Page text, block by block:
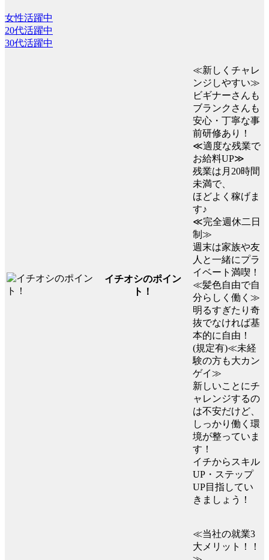
女性活躍中
20代活躍中
30代活躍中
イチオシのポイン
ト！
≪新しくチャレ
ンジしやすい≫
ビギナーさんも
ブランクさんも
安心・丁寧な事
前研修あり！
≪適度な残業で
お給料UP≫
残業は月20時間
未満で、
ほどよく稼げま
す♪
≪完全週休二日
制≫
週末は家族や友
人と一緒にプラ
イベート満喫！
≪髪色自由で自
分らしく働く≫
明るすぎたり奇
抜でなければ基
本的に自由！
(規定有)≪未経
験の方も大カン
ゲイ≫
新しいことにチ
ャレンジするの
は不安だけど、
しっかり働く環
境が整っていま
す！
イチからスキル
UP・ステップ
UP目指してい
きましょう！
≪当社の就業3
大メリット！！